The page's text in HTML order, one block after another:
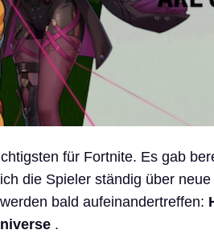
für Fortnite. Es gab
die Spieler ständig über
bald aufeinandertreffen:
.